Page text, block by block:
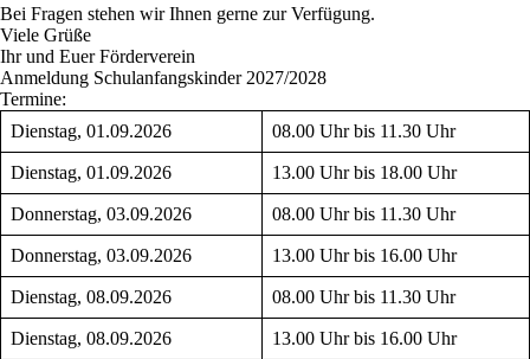
Bei Fragen stehen wir Ihnen gerne zur Verfügung.
Viele Grüße
Ihr und Euer Förderverein
Anmeldung Schulanfangskinder 2027/2028
Termine:
Dienstag, 01.09.2026
08.00 Uhr bis 11.30 Uhr
Dienstag, 01.09.2026 13.00 Uhr bis 18.00 Uhr
Donnerstag, 03.09.2026 08.00 Uhr bis 11.30 Uhr
Donnerstag, 03.09.2026 13.00 Uhr bis 16.00 Uhr
Dienstag, 08.09.2026 08.00 Uhr bis 11.30 Uhr
Dienstag, 08.09.2026
13.00 Uhr bis 16.00 Uhr